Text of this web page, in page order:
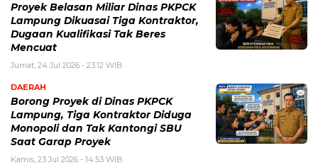
Proyek Belasan Miliar Dinas PKPCK
Lampung Dikuasai Tiga Kontraktor,
Dugaan Kualifikasi Tak Beres
Mencuat
Jumat, 24 Jul 2026 - 23:12 WIB
DAERAH
Borong Proyek di Dinas PKPCK
Lampung, Tiga Kontraktor Diduga
Monopoli dan Tak Kantongi SBU
Saat Garap Proyek
Kamis, 23 Jul 2026 - 14:53 WIB